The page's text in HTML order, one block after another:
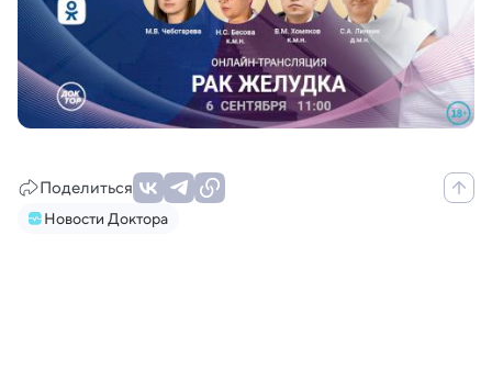
Поделиться
Новости Доктора